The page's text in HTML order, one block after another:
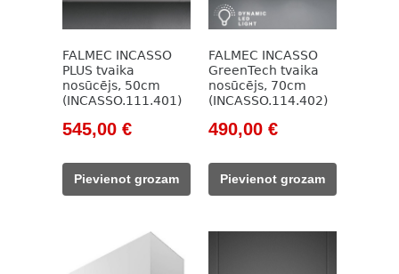
FALMEC INCASSO
PLUS tvaika
nosūcējs, 50cm
(INCASSO.111.401)
Original
was:
918,00 €.
545,00 €Current
545,00 €.
Pievienot grozam
FALMEC INCASSO
GreenTech tvaika
nosūcējs, 70cm
(INCASSO.114.402)
Original
was:
817,00 €.
490,00 €Current
490,00 €.
Pievienot grozam